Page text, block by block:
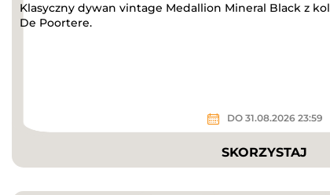
Klasyczny dywan vintage Medallion Mineral Black z
De Poortere.
DO 31.08.2026 23:59
SKORZYSTAJ